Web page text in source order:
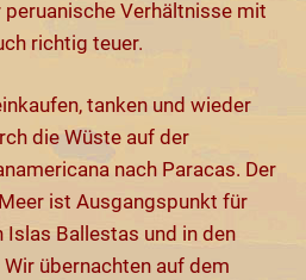
Verhältnisse mit
richtig teuer.
tanken und wieder
die Wüste auf der
nach Paracas. Der
ist Ausgangspunkt für
Ballestas und in den
übernachten auf dem